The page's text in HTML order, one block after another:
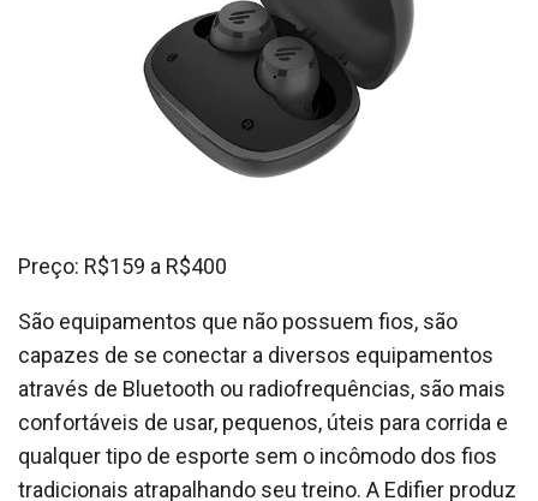
Preço: R$159 a R$400
São equipamentos que não possuem fios, são
capazes de se conectar a diversos equipamentos
através de Bluetooth ou radiofrequências, são mais
confortáveis ​​de usar, pequenos, úteis para corrida e
qualquer tipo de esporte sem o incômodo dos fios
tradicionais atrapalhando seu treino. A Edifier produz